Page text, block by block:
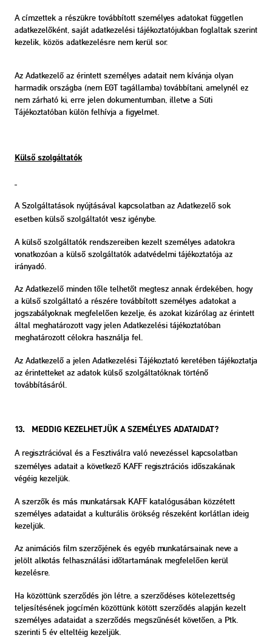
A címzettek a részükre továbbított személyes adatokat független
adatkezelőként, saját adatkezelési tájékoztatójukban foglaltak szerint
kezelik, közös adatkezelésre nem kerül sor.
Az Adatkezelő az érintett személyes adatait nem kívánja olyan
harmadik országba (nem EGT tagállamba) továbbítani, amelynél ez
nem zárható ki, erre jelen dokumentumban, illetve a Süti
Tájékoztatóban külön felhívja a figyelmet.
Külső szolgáltatók
A Szolgáltatások nyújtásával kapcsolatban az Adatkezelő sok
esetben külső szolgáltatót vesz igénybe.
A külső szolgáltatók rendszereiben kezelt személyes adatokra
vonatkozóan a külső szolgáltatók adatvédelmi tájékoztatója az
irányadó.
Az Adatkezelő minden tőle telhetőt megtesz annak érdekében, hogy
a külső szolgáltató a részére továbbított személyes adatokat a
jogszabályoknak megfelelően kezelje, és azokat kizárólag az érintett
által meghatározott vagy jelen Adatkezelési tájékoztatóban
meghatározott célokra használja fel.
Az Adatkezelő a jelen Adatkezelési Tájékoztató keretében tájékoztatja
az érintetteket az adatok külső szolgáltatóknak történő
továbbításáról.
13. MEDDIG KEZELHETJÜK A SZEMÉLYES ADATAIDAT?
A regisztrációval és a Fesztiválra való nevezéssel kapcsolatban
személyes adatait a következő KAFF regisztrációs időszakának
végéig kezeljük.
A szerzők és más munkatársak KAFF katalógusában közzétett
személyes adataidat a kulturális örökség részeként korlátlan ideig
kezeljük.
Az animációs film szerzőjének és egyéb munkatársainak neve a
jelölt alkotás felhasználási időtartamának megfelelően kerül
kezelésre.
Ha közöttünk szerződés jön létre, a szerződéses kötelezettség
teljesítésének jogcímén közöttünk kötött szerződés alapján kezelt
személyes adataidat a szerződés megszűnését követően, a Ptk.
szerinti 5 év elteltéig kezeljük.